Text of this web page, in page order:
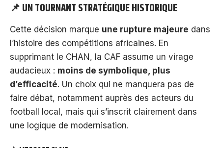
📌 UN TOURNANT STRATÉGIQUE HISTORIQUE
Cette décision marque une rupture majeure dans
l’histoire des compétitions africaines. En
supprimant le CHAN, la CAF assume un virage
audacieux : moins de symbolique, plus
d’efficacité. Un choix qui ne manquera pas de
faire débat, notamment auprès des acteurs du
football local, mais qui s’inscrit clairement dans
une logique de modernisation.